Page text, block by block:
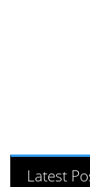
Latest